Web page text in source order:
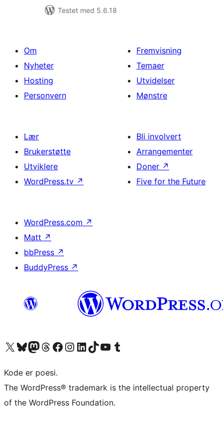
Testet med 5.6.18
Om
Nyheter
Hosting
Personvern
Fremvisning
Temaer
Utvidelser
Mønstre
Lær
Brukerstøtte
Utviklere
WordPress.tv ↗
Bli involvert
Arrangementer
Doner ↗
Five for the Future
WordPress.com ↗
Matt ↗
bbPress ↗
BuddyPress ↗
Besøk vår konto på X Visit our Bluesky account
Besøk vår Mastodon-konto
Visit our Threads account
Besøk vår Facebook-sideBesøk vår Instagram-konto
Besøk vår LinkedIn-konto
Visit our TikTok account
Visit our YouTube channel
Visit our Tumblr account
Kode er poesi.
The WordPress® trademark is the intellectual property
of the WordPress Foundation.